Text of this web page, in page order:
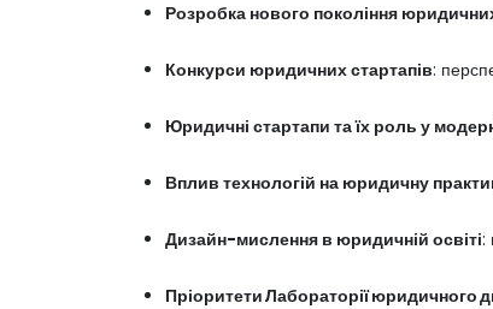
Розробка нового покоління
Конкурси юридичних стартапів:
Юридичні стартапи та їх роль у
Вплив технологій на юридичну
Дизайн-мислення в юридичній освіті:
Пріоритети Лабораторії юридичного